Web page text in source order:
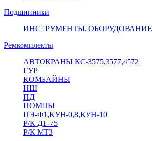
Подшипники
ИНСТРУМЕНТЫ, ОБОРУДОВАНИЕ
Ремкомплекты
АВТОКРАНЫ КС-3575,3577,4572
ГУР
КОМБАЙНЫ
НШ
ПД
ПОМПЫ
ПЭ-Ф1,КУН-0,8,КУН-10
Р/К ДТ-75
Р/К МТЗ